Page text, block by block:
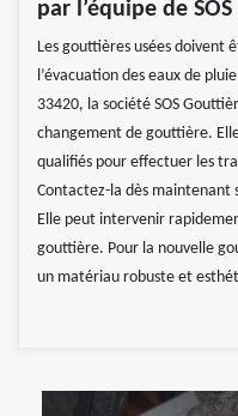
par l’équipe de
Les gouttières usées doivent
l’évacuation des eaux de
33420, la société SOS
changement de gouttière.
qualifiés pour effectuer les
Contactez-la dès
Elle peut intervenir
gouttière. Pour la nouvelle
un matériau robuste et